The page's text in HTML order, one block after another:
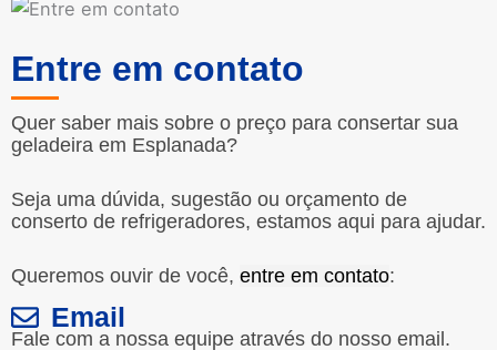
Entre em contato
Quer saber mais sobre o preço para consertar sua
geladeira em Esplanada?
Seja uma dúvida, sugestão ou orçamento de
conserto de refrigeradores, estamos aqui para ajudar.
Queremos ouvir de você, entre em contato:
Email
Fale com a nossa equipe através do nosso email.